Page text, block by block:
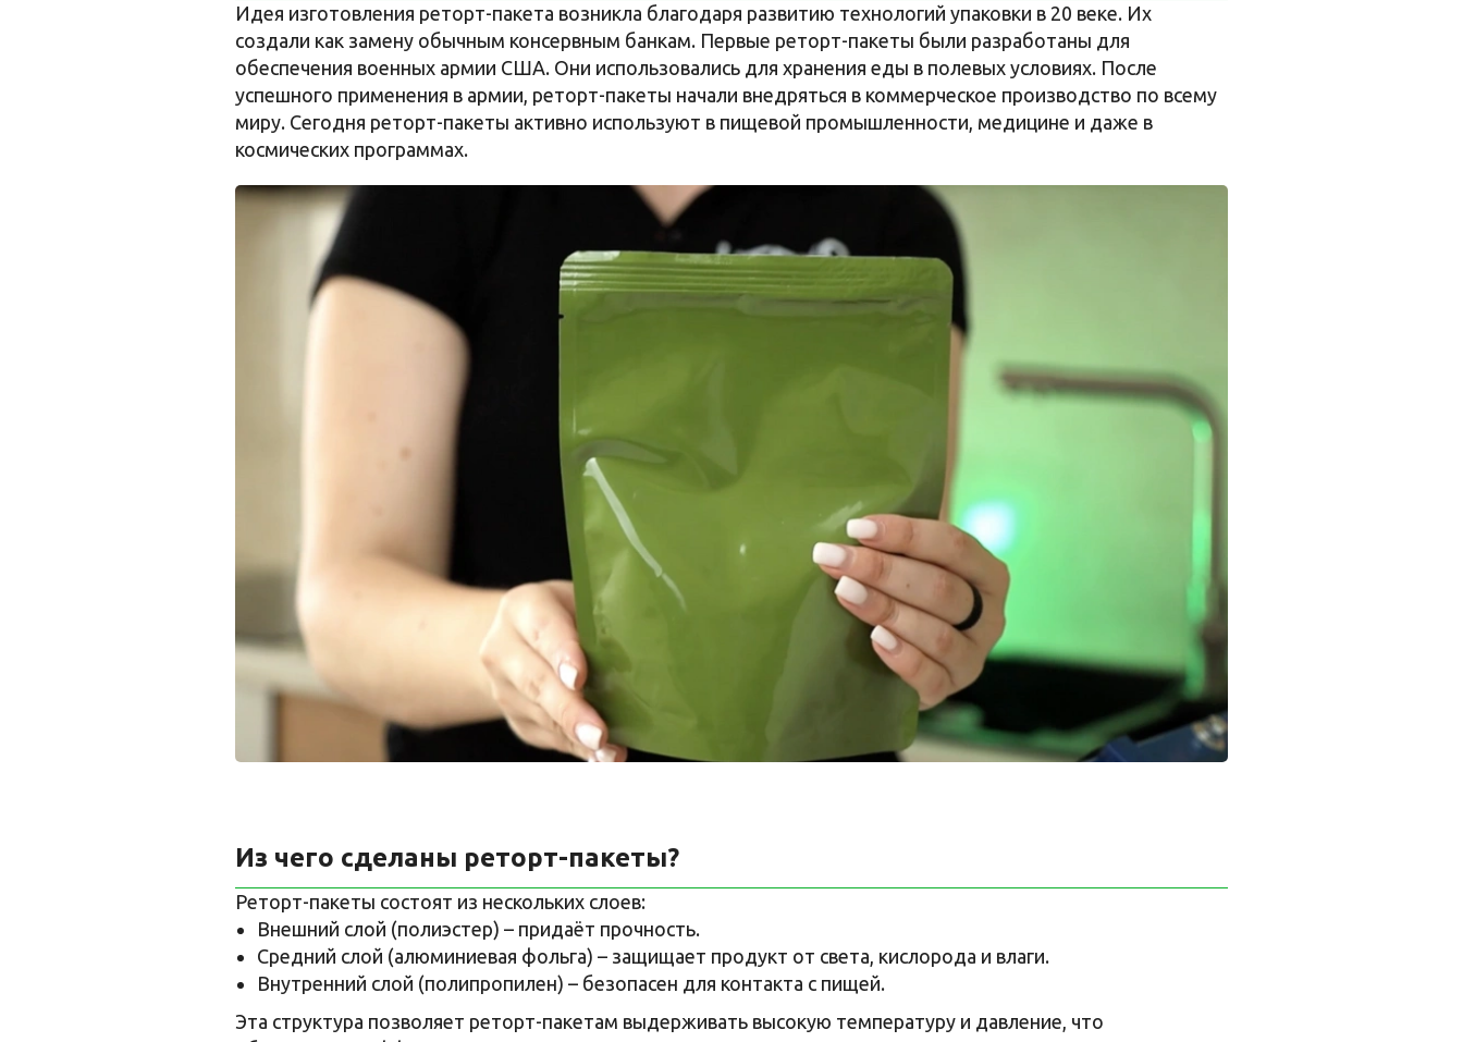
Идея изготовления реторт-пакета возникла благодаря развитию технологий упаковки в 20 веке. Их
создали как замену обычным консервным банкам. Первые реторт-пакеты были разработаны для
обеспечения военных армии США. Они использовались для хранения еды в полевых условиях. После
успешного применения в армии, реторт-пакеты начали внедряться в коммерческое производство по всему
миру. Сегодня реторт-пакеты активно используют в пищевой промышленности, медицине и даже в
космических программах.
Из чего сделаны реторт-пакеты?
Реторт-пакеты состоят из нескольких слоев:
Внешний слой (полиэстер) – придаёт прочность.
Средний слой (алюминиевая фольга) – защищает продукт от света, кислорода и влаги.
Внутренний слой (полипропилен) – безопасен для контакта с пищей.
Эта структура позволяет реторт-пакетам выдерживать высокую температуру и давление, что